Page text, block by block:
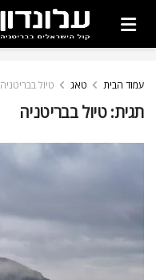
עמוד הבית טאג טיול בבריטניה
תגית:טיול בבריטניה